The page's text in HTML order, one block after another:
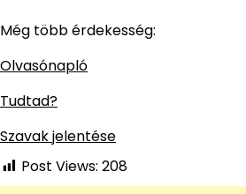
Még több érdekesség:
Olvasónapló
Tudtad?
Szavak jelentése
Post Views: 208